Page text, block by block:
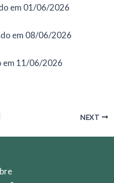
em 01/06/2026
em 08/06/2026
em 11/06/2026
NEXT